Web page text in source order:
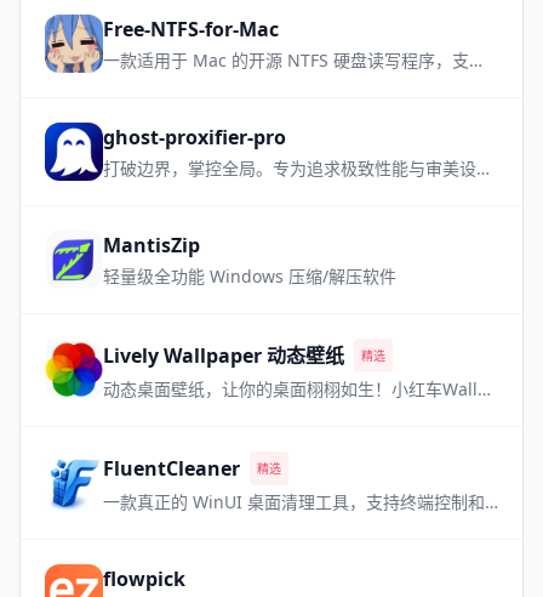
Free-NTFS-for-Mac
一款适用于 Mac 的开源 NTFS 硬盘读写程序，支持所有 Mac 机型，让NTFS设备管理更加简单方便
ghost-proxifier-pro
打破边界，掌控全局。专为追求极致性能与审美设计的高性能进程级透明代理工具
MantisZip
轻量级全功能 Windows 压缩/解压软件
Lively Wallpaper 动态壁纸 精选
动态桌面壁纸，让你的桌面栩栩如生！小红车Wallpaper Engine的最强免费平替！
FluentCleaner 精选
一款真正的 WinUI 桌面清理工具，支持终端控制和多数据库。
flowpick